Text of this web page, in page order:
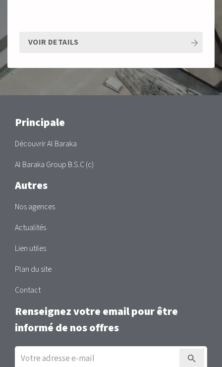
VOIR DETAILS
Main
Principale
Découvrir Al Baraka
Al Baraka Group B.S.C (c)
Autres
Nos agences
Actualités
Lien utiles
Plan du site
Contact
Renseignez votre email pour être
informé de nos offres
Inscription